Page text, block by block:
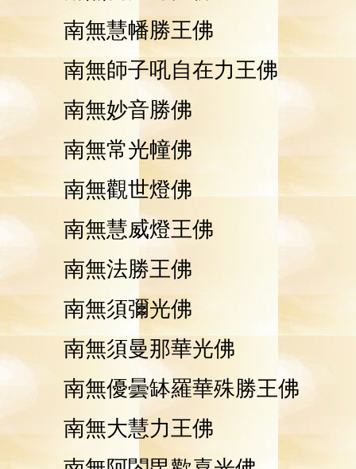
南無慧幡勝王佛
南無師子吼自在力王佛
南無妙音勝佛
南無常光幢佛
南無觀世燈佛
南無慧威燈王佛
南無法勝王佛
南無須彌光佛
南無須曼那華光佛
南無優曇缽羅華殊勝王佛
南無大慧力王佛